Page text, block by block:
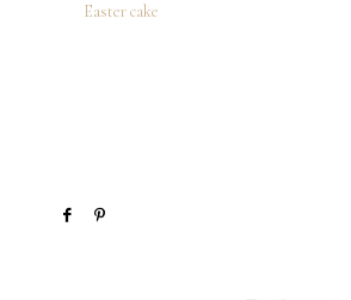
Easter cake